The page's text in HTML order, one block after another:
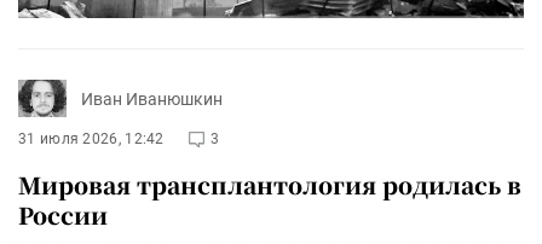
Иван Иванюшкин
31 июля 2026, 12:42 3
Мировая трансплантология родилась в
России